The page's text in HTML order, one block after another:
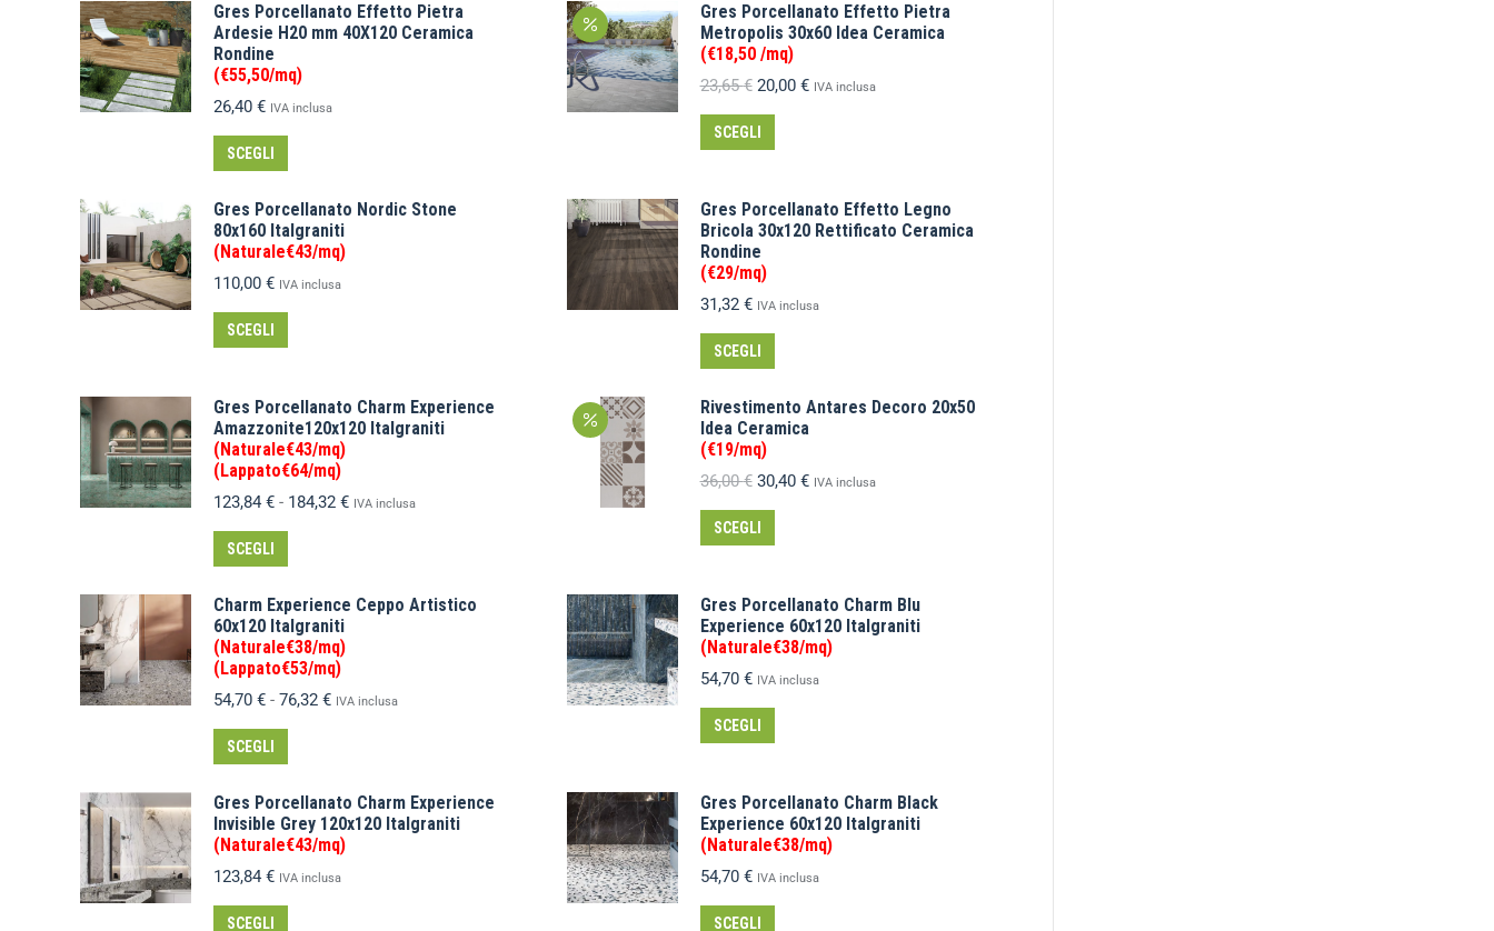
Gres Porcellanato Effetto Pietra
Ardesie H20 mm 40X120 Ceramica
Rondine
(€55,50/mq)
26,40 € IVA inclusa
SCEGLI
Gres Porcellanato Effetto Pietra
Metropolis 30x60 Idea Ceramica
(€18,50 /mq)
23,65€ 20,00 € IVA inclusa
SCEGLI
Gres Porcellanato Nordic Stone
80x160 Italgraniti
(Naturale€43/mq)
110,00 € IVA inclusa
SCEGLI
Gres Porcellanato Effetto Legno
Bricola 30x120 Rettificato Ceramica
Rondine
(€29/mq)
31,32 € IVA inclusa
SCEGLI
Gres Porcellanato Charm Experience
Amazzonite120x120 Italgraniti
(Naturale€43/mq)
(Lappato€64/mq)
123,84 € - 184,32 € IVA inclusa
SCEGLI
Rivestimento Antares Decoro 20x50
Idea Ceramica
(€19/mq)
36,00€ 30,40 € IVA inclusa
SCEGLI
Charm Experience Ceppo Artistico
60x120 Italgraniti
(Naturale€38/mq)
(Lappato€53/mq)
54,70 € - 76,32 € IVA inclusa
SCEGLI
Gres Porcellanato Charm Blu
Experience 60x120 Italgraniti
(Naturale€38/mq)
54,70 € IVA inclusa
SCEGLI
Gres Porcellanato Charm Experience
Invisible Grey 120x120 Italgraniti
(Naturale€43/mq)
123,84 € IVA inclusa
SCEGLI
Gres Porcellanato Charm Black
Experience 60x120 Italgraniti
(Naturale€38/mq)
54,70 € IVA inclusa
SCEGLI